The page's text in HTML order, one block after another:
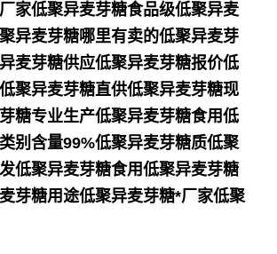
家低聚异麦芽糖食品级低聚异麦
异麦芽糖哪里有卖的低聚异麦芽
麦芽糖供应低聚异麦芽糖报价低
聚异麦芽糖直供低聚异麦芽糖现
糖专业生产低聚异麦芽糖食用低
别含量99%低聚异麦芽糖质低聚
低聚异麦芽糖食用低聚异麦芽糖
芽糖用途低聚异麦芽糖*厂家低聚